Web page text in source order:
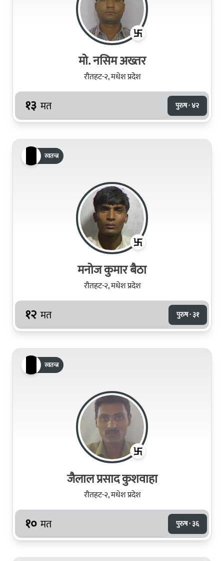
मो. नसिम अख्तर
रौतहट-२, मधेश प्रदेश
१३ मत पुरुष · ४२
स्वतन्त्र
मनोज कुमार बैठा
रौतहट-२, मधेश प्रदेश
१२ मत पुरुष · ३१
स्वतन्त्र
जैलाल प्रसाद कुशवाहा
रौतहट-२, मधेश प्रदेश
१० मत पुरुष · ३६